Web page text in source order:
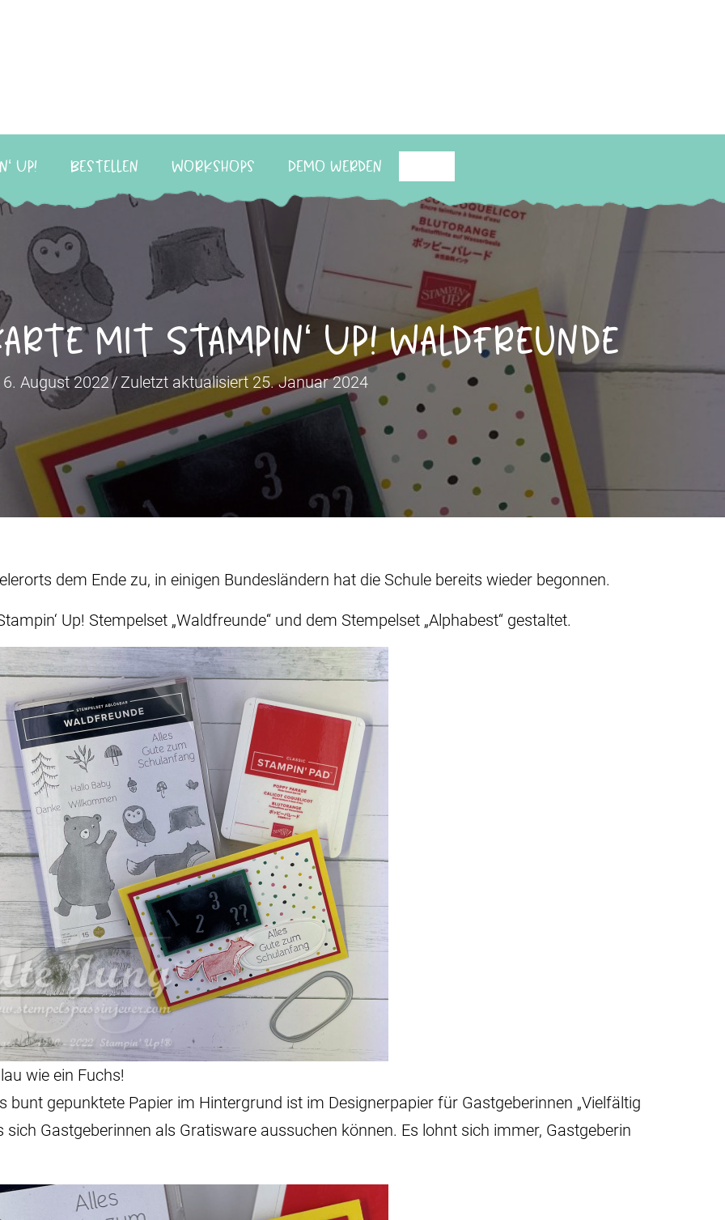
Up! Bestellen Workshops Demo werden
mit Stampin‘ Up! Waldfreunde
August 2022/ Zuletzt aktualisiert 25. Januar 2024
dem Ende zu, in einigen Bundesländern hat die Schule bereits wieder begonnen.
Up! Stempelset „Waldfreunde“ und dem Stempelset „Alphabest“ gestaltet.
wie ein Fuchs!
gepunktete Papier im Hintergrund ist im Designerpapier für Gastgeberinnen „Vielfältig
sich Gastgeberinnen als Gratisware aussuchen können. Es lohnt sich immer, Gastgeberin